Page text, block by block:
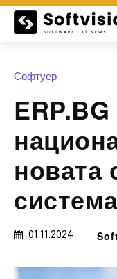
Софтуер
новата
01.11.2024